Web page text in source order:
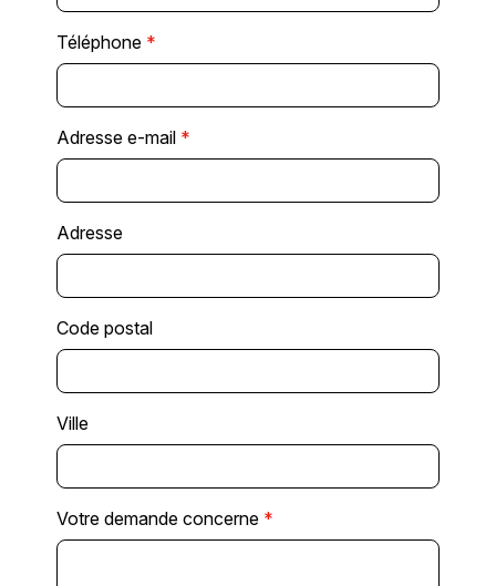
Téléphone *
Adresse e-mail *
Adresse
Code postal
Ville
Votre demande concerne *